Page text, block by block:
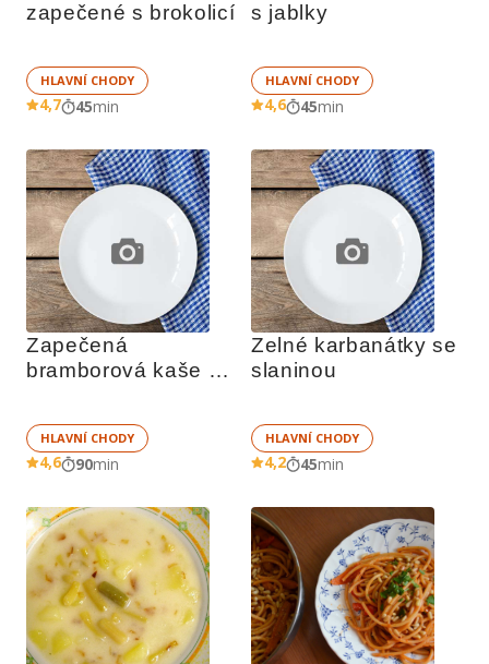
zapečené s brokolicí
HLAVNÍ CHODY
4,7 45min
s jablky
HLAVNÍ CHODY
4,6 45min
Zapečená
bramborová kaše s
HLAVNÍ CHODY
4,6 90min
Zelné karbanátky se
slaninou
HLAVNÍ CHODY
4,2 45min